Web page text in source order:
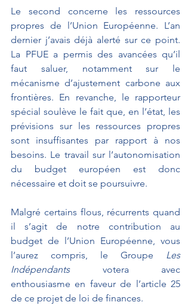
Le second concerne les ressources
propres de l’Union Européenne. L’an
dernier j’avais déjà alerté sur ce point.
La PFUE a permis des avancées qu’il
faut saluer, notamment sur le
mécanisme d’ajustement carbone aux
frontières. En revanche, le rapporteur
spécial soulève le fait que, en l’état, les
prévisions sur les ressources propres
sont insuffisantes par rapport à nos
besoins. Le travail sur l’autonomisation
du budget européen est donc
nécessaire et doit se poursuivre.
Malgré certains flous, récurrents quand
il s’agit de notre contribution au
budget de l’Union Européenne, vous
l’aurez compris, le Groupe
Les
Indépendants votera avec
enthousiasme en faveur de l’article 25
de ce projet de loi de finances.